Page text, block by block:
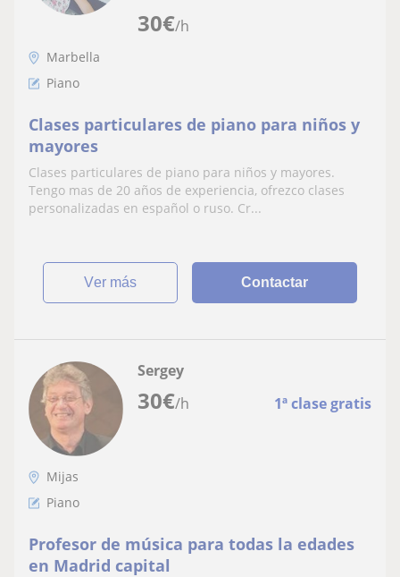
30€/h
Marbella
Piano
Clases particulares de piano para niños y
mayores
Clases particulares de piano para niños y mayores.
Tengo mas de 20 años de experiencia, ofrezco clases
personalizadas en español o ruso. Cr...
ver más Contactar
30€/h 1ª clase gratis
Sergey
Mijas
Piano
Profesor de música para todas la edades
en Madrid capital